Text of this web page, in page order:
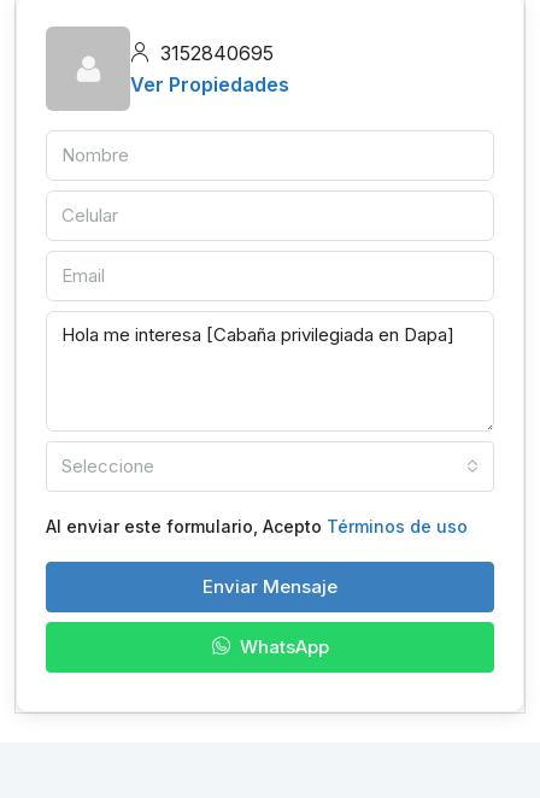
3152840695
Ver Propiedades
Seleccione
Al enviar este formulario, Acepto Términos de uso
Enviar Mensaje
WhatsApp